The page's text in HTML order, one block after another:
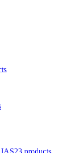
23 products